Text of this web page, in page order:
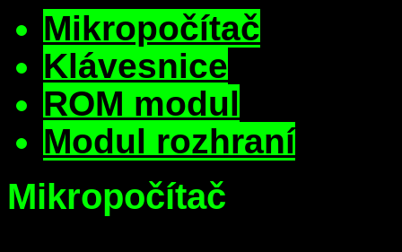
Mikropočítač
Klávesnice
ROM modul
Modul rozhraní
Mikropočítač